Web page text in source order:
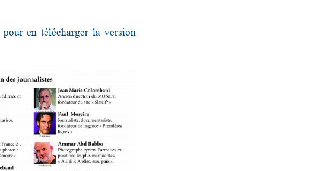
pour en télécharger la version